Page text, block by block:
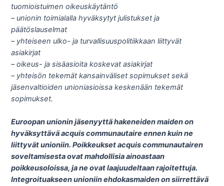
tuomioistuimen oikeuskäytäntö
– unionin toimialalla hyväksytyt julistukset ja
päätöslauselmat
– yhteiseen ulko- ja turvallisuuspolitiikkaan liittyvät
asiakirjat
– oikeus- ja sisäasioita koskevat asiakirjat
– yhteisön tekemät kansainväliset sopimukset sekä
jäsenvaltioiden unioniasioissa keskenään tekemät
sopimukset.
Euroopan unionin jäsenyyttä hakeneiden maiden on
hyväksyttävä acquis communautaire ennen kuin ne
liittyvät unioniin. Poikkeukset acquis communautairen
soveltamisesta ovat mahdollisia ainoastaan
poikkeusoloissa, ja ne ovat laajuudeltaan rajoitettuja.
Integroituakseen unioniin ehdokasmaiden on siirrettävä